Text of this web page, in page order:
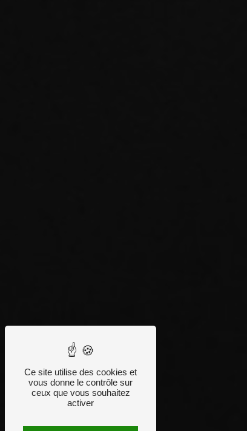
Ce site utilise des cookies et
vous donne le contrôle sur
ceux que vous souhaitez
activer